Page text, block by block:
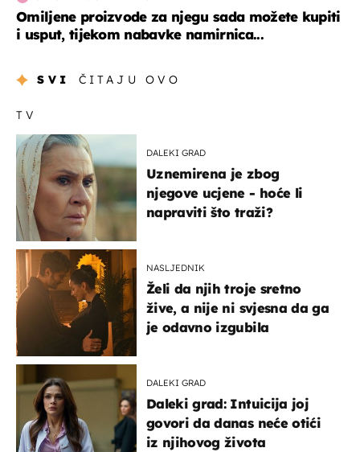
Omiljene proizvode za njegu sada možete kupiti
i usput, tijekom nabavke namirnica...
SVI ČITAJU OVO
TV
DALEKI GRAD
Uznemirena je zbog
njegove ucjene - hoće li
napraviti što traži?
NASLJEDNIK
Želi da njih troje sretno
žive, a nije ni svjesna da ga
je odavno izgubila
DALEKI GRAD
Daleki grad: Intuicija joj
govori da danas neće otići
iz njihovog života